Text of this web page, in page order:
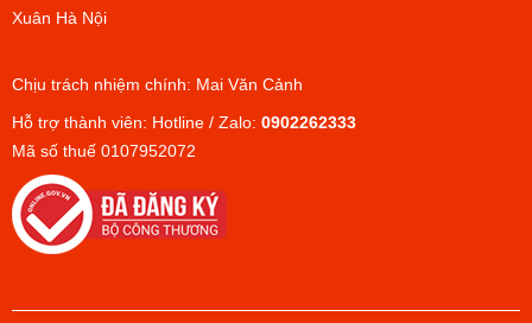
Xuân Hà Nội
Chịu trách nhiệm chính: Mai Văn Cảnh
Hỗ trợ thành viên: Hotline / Zalo: 0902262333
Mã số thuế 0107952072